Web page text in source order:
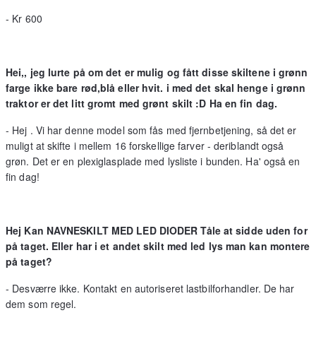
- Kr 600
Hei,, jeg lurte på om det er mulig og fått disse skiltene i grønn
farge ikke bare rød,blå eller hvit. i med det skal henge i grønn
traktor er det litt gromt med grønt skilt :D Ha en fin dag.
- Hej . Vi har denne model som fås med fjernbetjening, så det er
muligt at skifte i mellem 16 forskellige farver - deriblandt også
grøn. Det er en plexiglasplade med lysliste i bunden. Ha' også en
fin dag!
Hej Kan NAVNESKILT MED LED DIODER Tåle at sidde uden for
på taget. Eller har i et andet skilt med led lys man kan montere
på taget?
- Desværre ikke. Kontakt en autoriseret lastbilforhandler. De har
dem som regel.